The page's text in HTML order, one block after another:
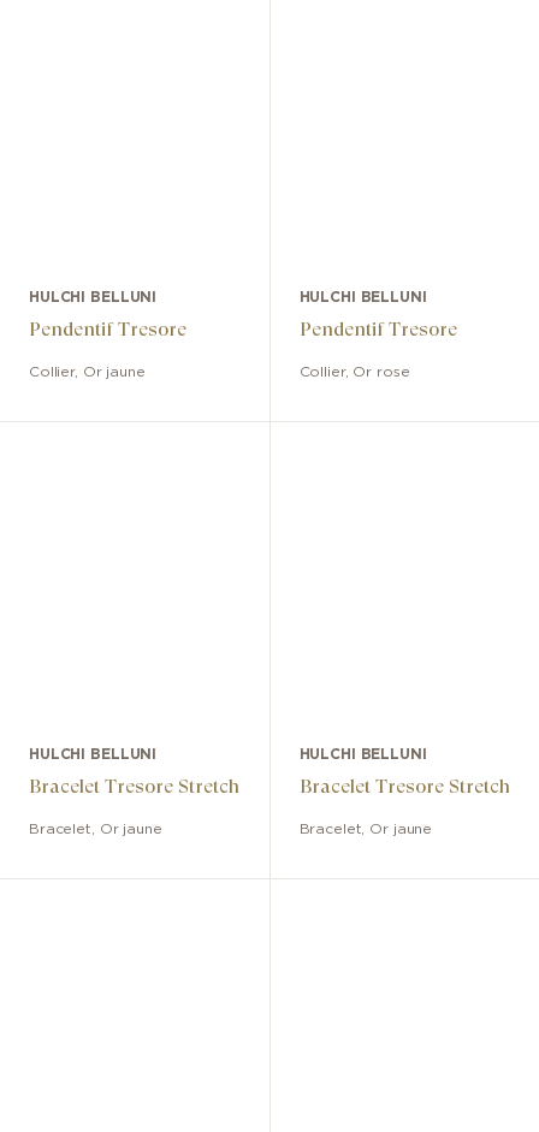
HULCHI BELLUNI
Pendentif Tresore
Collier, Or jaune
HULCHI BELLUNI
Pendentif Tresore
Collier, Or rose
HULCHI BELLUNI
Bracelet Tresore Stretch
Bracelet Or jaune
HULCHI BELLUNI
Bracelet Tresore Stretch
Bracelet Or jaune